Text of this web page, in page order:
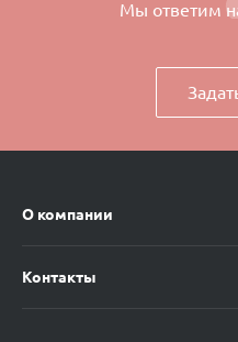
Мы ответим
О компании
Контакты